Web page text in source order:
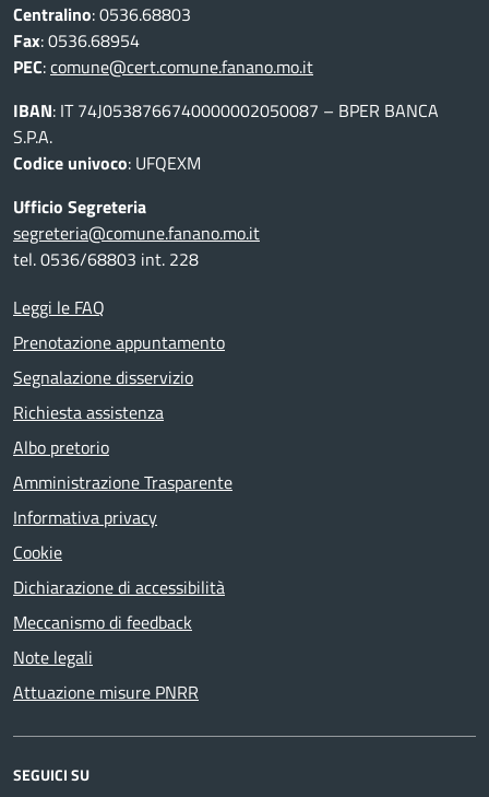
Centralino: 0536.68803
Fax: 0536.68954
PEC:comune@cert.comune.fanano.mo.it
IBAN: IT 74J0538766740000002050087 – BPER BANCA
S.P.A.
Codice univoco: UFQEXM
Ufficio Segreteria
segreteria@comune.fanano.mo.it
tel. 0536/68803 int. 228
Leggi le FAQ
Prenotazione appuntamento
Segnalazione disservizio
Richiesta assistenza
Albo pretorio
Amministrazione Trasparente
Informativa privacy
Cookie
Dichiarazione di accessibilità
Meccanismo di feedback
Note legali
Attuazione misure PNRR
SEGUICI SU